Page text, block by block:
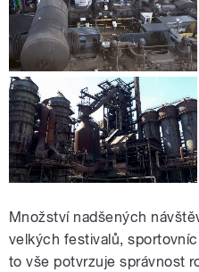
Množství nadšených
velkých festivalů,
to vše potvrzuje správnost